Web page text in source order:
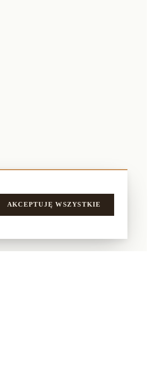
AKCEPTUJĘ WSZYSTKIE